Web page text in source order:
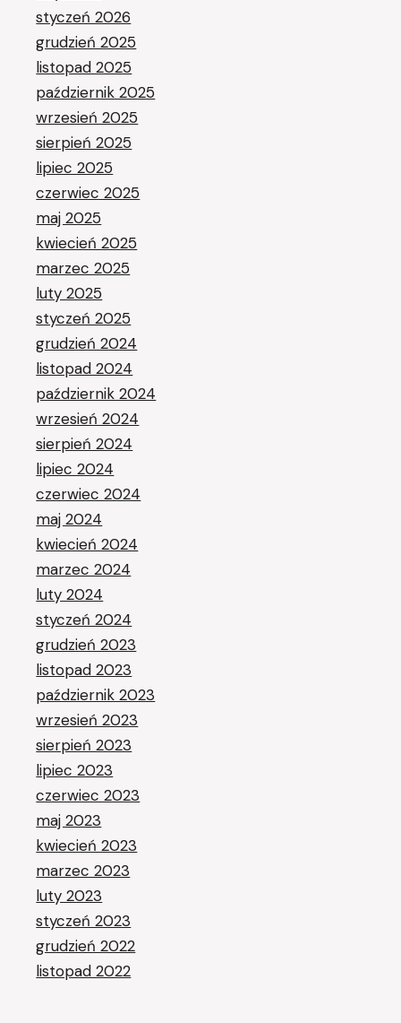
styczeń 2026
grudzień 2025
listopad 2025
październik 2025
wrzesień 2025
sierpień 2025
lipiec 2025
czerwiec 2025
maj 2025
kwiecień 2025
marzec 2025
luty 2025
styczeń 2025
grudzień 2024
listopad 2024
październik 2024
wrzesień 2024
sierpień 2024
lipiec 2024
czerwiec 2024
maj 2024
kwiecień 2024
marzec 2024
luty 2024
styczeń 2024
grudzień 2023
listopad 2023
październik 2023
wrzesień 2023
sierpień 2023
lipiec 2023
czerwiec 2023
maj 2023
kwiecień 2023
marzec 2023
luty 2023
styczeń 2023
grudzień 2022
listopad 2022